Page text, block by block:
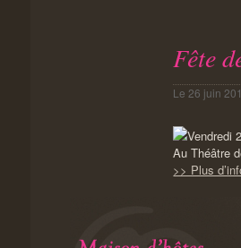
Fête
Le 26 juin
Vendredi
Au Théâtre
>> Plus